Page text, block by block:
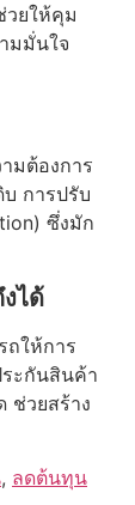
วยให้คุม
มมั่นใจ
มต้องการ
บ การปรับ
ซึ่งมัก
ได้
ถให้การ
ะกันสินค้า
ช่วยสร้าง
, ลดต้นทุน